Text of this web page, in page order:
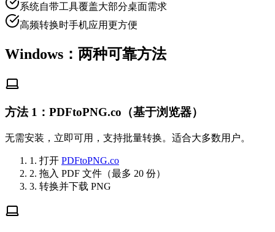
系统自带工具覆盖大部分桌面需求
高频转换时手机应用更方便
Windows：两种可靠方法
方法 1：PDFtoPNG.co（基于浏览器）
无需安装，立即可用，支持批量转换。适合大多数用户。
1. 打开 PDFtoPNG.co
2. 拖入 PDF 文件（最多 20 份）
3. 转换并下载 PNG